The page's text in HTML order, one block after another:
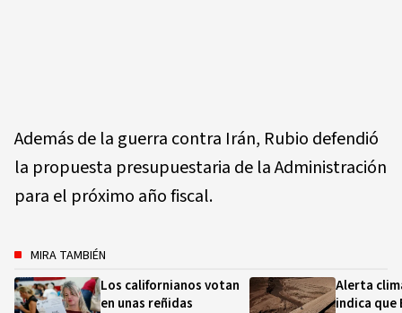
Además de la guerra contra Irán, Rubio defendió
la propuesta presupuestaria de la Administración
para el próximo año fiscal.
MIRA TAMBIÉN
Los californianos votan
en unas reñidas
Alerta
indica que